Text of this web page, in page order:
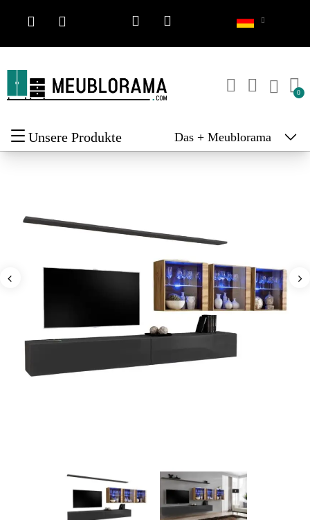
Unsere Produkte Das + Meublorama